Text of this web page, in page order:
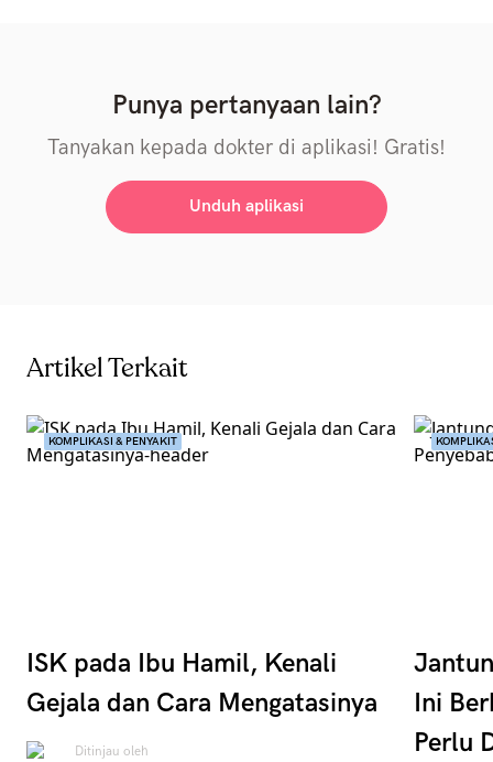
Punya pertanyaan lain?
Tanyakan kepada dokter di aplikasi! Gratis!
Unduh aplikasi
Artikel Terkait
KOMPLIKASI & PENYAKIT
ISK pada Ibu Hamil, Kenali
Gejala dan Cara Mengatasinya
Ditinjau oleh
Ini
Perlu